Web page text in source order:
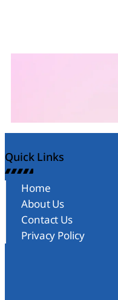
Quick Links
Home
About Us
Contact Us
Privacy Policy